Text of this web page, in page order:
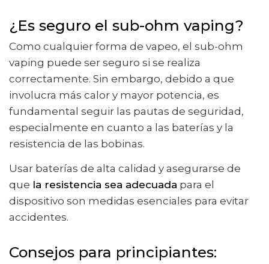
¿Es seguro el sub-ohm vaping?
Como cualquier forma de vapeo, el sub-ohm
vaping puede ser seguro si se realiza
correctamente. Sin embargo, debido a que
involucra más calor y mayor potencia, es
fundamental seguir las pautas de seguridad,
especialmente en cuanto a las baterías y la
resistencia de las bobinas.
Usar baterías de alta calidad y asegurarse de
que la resistencia sea adecuada para el
dispositivo son medidas esenciales para evitar
accidentes.
Consejos para principiantes: